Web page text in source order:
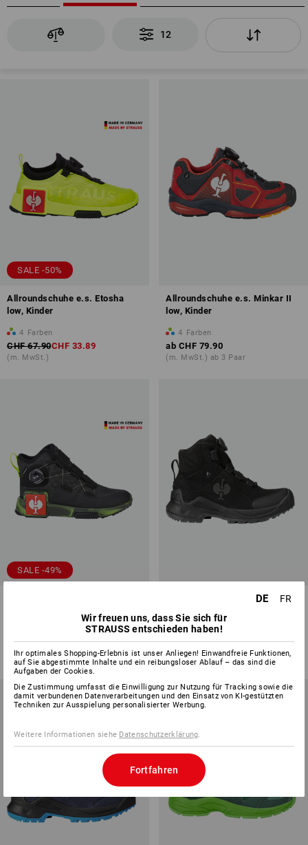
12
SALE -50%
Allroundschuhe e.s. Etosha
low, Kinder
4 Farben
CHF 67.90CHF 33.89
(m. MwSt.)
Allroundschuhe e.s. Minkar II
low, Kinder
4 Farben
ab CHF 79.90
(m. MwSt.) ab 3 Paar
SALE -49%
(m. MwSt.)
Allroundschuhe e.s. Apate II
3 Farben
(m. MwSt.) ab 3 Paar
DE
FR
Wir freuen uns, dass Sie sich für
STRAUSS entschieden haben!
Ihr optimales Shopping-Erlebnis ist unser Anliegen! Einwandfreie Funktionen,
auf Sie abgestimmte Inhalte und ein reibungsloser Ablauf – das sind die
Aufgaben der Cookies.
Die Zustimmung umfasst die Einwilligung zur Nutzung für Tracking sowie die
damit verbundenen Datenverarbeitungen und den Einsatz von KI-gestützten
Techniken zur Ausspielung personalisierter Werbung.
Weitere Informationen siehe Datenschutzerklärung.
Fortfahren